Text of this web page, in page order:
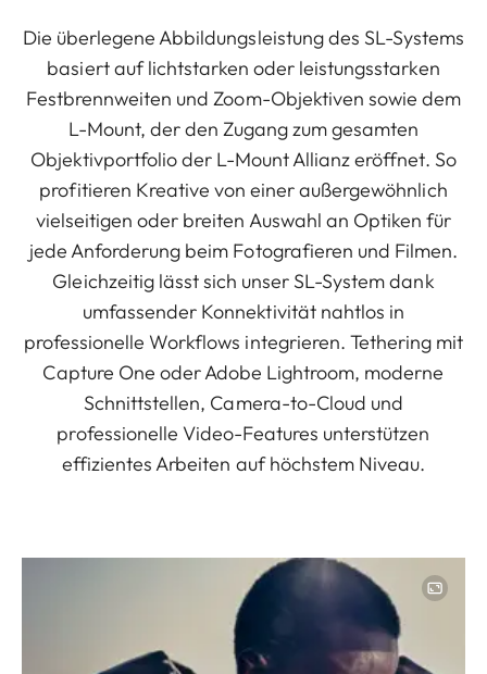
Die überlegene Abbildungsleistung des SL-Systems
basiert auf lichtstarken oder leistungsstarken
Festbrennweiten und Zoom-Objektiven sowie dem
L-Mount, der den Zugang zum gesamten
Objektivportfolio der L-Mount Allianz eröffnet. So
profitieren Kreative von einer außergewöhnlich
vielseitigen oder breiten Auswahl an Optiken für
jede Anforderung beim Fotografieren und Filmen.
Gleichzeitig lässt sich unser SL-System dank
umfassender Konnektivität nahtlos in
professionelle Workflows integrieren. Tethering mit
Capture One oder Adobe Lightroom, moderne
Schnittstellen, Camera-to-Cloud und
professionelle Video-Features unterstützen
effizientes Arbeiten auf höchstem Niveau.